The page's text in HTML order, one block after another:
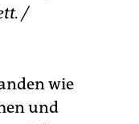
/
wie
und